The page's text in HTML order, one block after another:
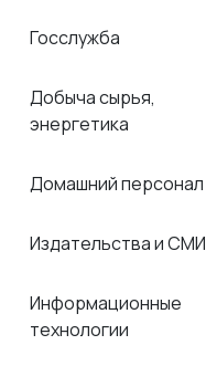
Госслужба
Добыча сырья,
энергетика
Домашний персонал
Издательства и СМИ
Информационные
технологии